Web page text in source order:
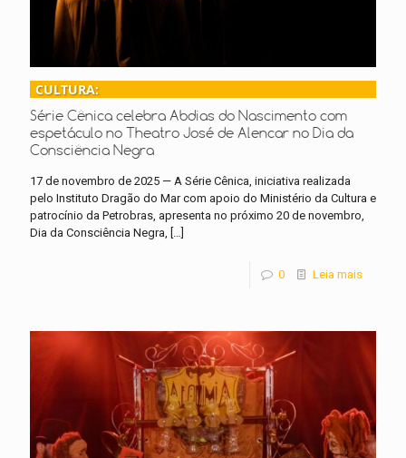
CULTURA:
Série Cênica celebra Abdias do Nascimento com
espetáculo no Theatro José de Alencar no Dia da
Consciência Negra
17 de novembro de 2025 — A Série Cênica, iniciativa realizada
pelo Instituto Dragão do Mar com apoio do Ministério da Cultura e
patrocínio da Petrobras, apresenta no próximo 20 de novembro,
Dia da Consciência Negra, […]
0 Leia mais